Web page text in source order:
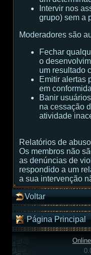
Intervir nos
grupo) sem a
Moderadores são
Fechar
o
um resultado
Emitir alertas
em
Banir
na cessação
atividade
Relatórios de abuso
Os membros não
as denúncias de
respondido a um
a sua intervenção
Voltar
Página Principal